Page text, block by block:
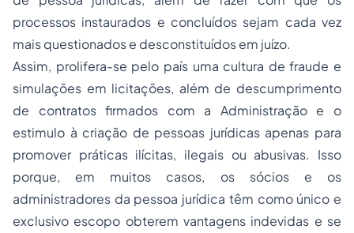
processos instaurados e concluídos sejam cada vez
mais questionados e desconstituídos em juízo.
Assim, prolifera-se pelo país uma cultura de fraude e
simulações em licitações, além de descumprimento
de contratos firmados com a Administração e o
estimulo à criação de pessoas jurídicas apenas para
promover práticas ilícitas, ilegais ou abusivas. Isso
porque, em muitos casos, os sócios e os
administradores da pessoa jurídica têm como único e
exclusivo escopo obterem vantagens indevidas e se